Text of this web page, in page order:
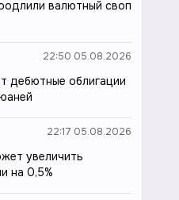
валютный своп
22:50 05.08.2026
дебютные облигации
22:17 05.08.2026
увеличить
на 0,5%